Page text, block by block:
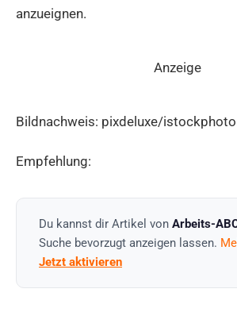
anzueignen.
Anzeige
Bildnachweis: pixdeluxe/
Empfehlung:
Du kannst dir Artikel von Arbeits-
Suche bevorzugt anzeigen lassen.
Jetzt aktivieren